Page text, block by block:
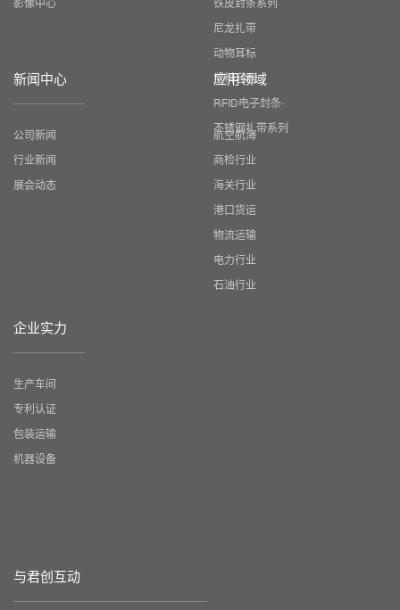
尼龙扎带
动物耳标
塑料容器
RFID电子封条
不锈钢扎带系列
新闻中心
公司新闻
行业新闻
展会动态
应用领域
航空航海
商检行业
海关行业
港口货运
物流运输
电力行业
石油行业
企业实力
生产车间
专利认证
包装运输
机器设备
与君创互动